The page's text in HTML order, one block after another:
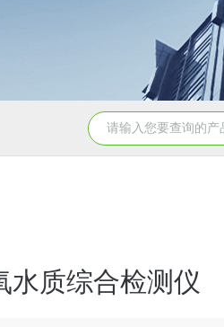
Aqualysis
水质综合检测仪